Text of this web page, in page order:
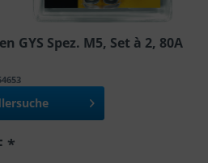
GYS Spez. M5, Set à 2, 80A
*